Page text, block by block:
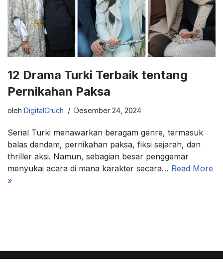
12 Drama Turki Terbaik tentang
Pernikahan Paksa
oleh DigitalCruch Desember 24, 2024
Serial Turki menawarkan beragam genre, termasuk
balas dendam, pernikahan paksa, fiksi sejarah, dan
thriller aksi. Namun, sebagian besar penggemar
menyukai acara di mana karakter secara… Read More
»